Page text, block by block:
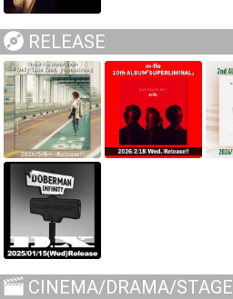
RELEASE
CINEMA/DRAMA/STAGE